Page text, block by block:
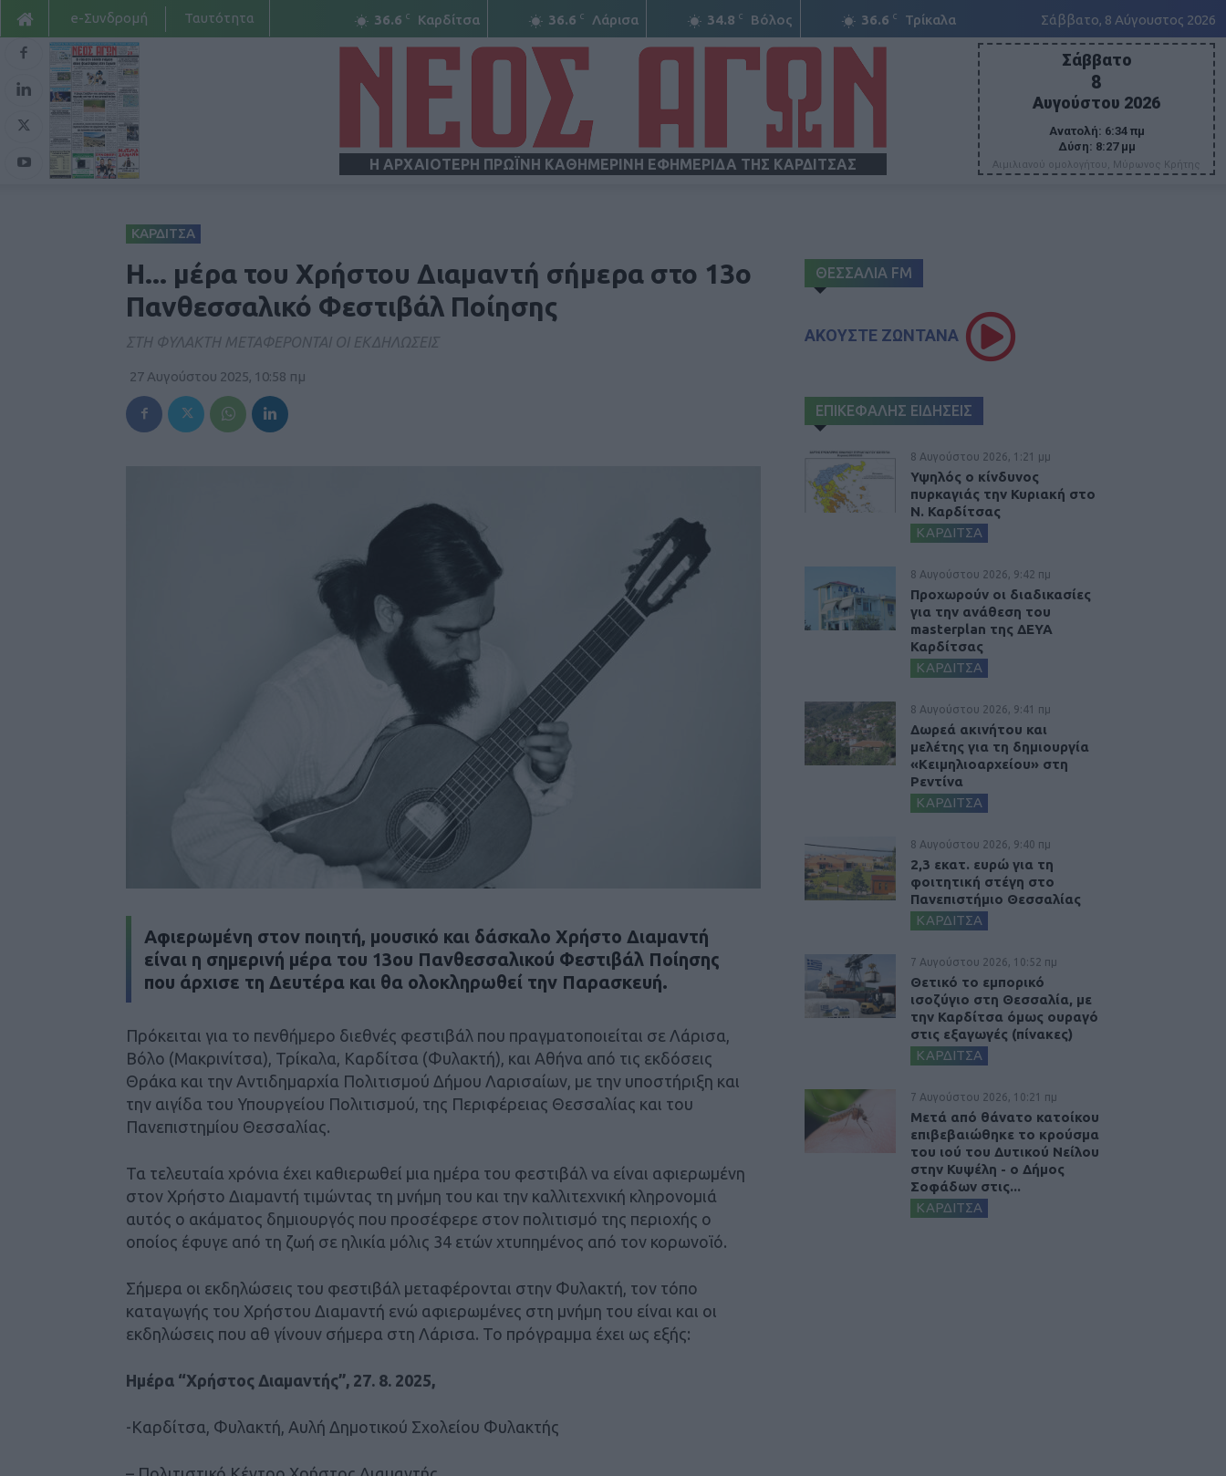
36.6 C Καρδίτσα 36.6 C Λάρισα 34.8 C Βόλος 36.6 C Τρίκαλα Σάββατο, 8 Αύγουστος 2026
e-Συνδρομή Ταυτότητα
Η ΑΡΧΑΙΟΤΕΡΗ ΠΡΩΪΝΗ ΚΑΘΗΜΕΡΙΝΗ ΕΦΗΜΕΡΙΔΑ ΤΗΣ ΚΑΡΔΙΤΣΑΣ
Σάββατο
8
Αυγούστου 2026
Ανατολή: 6:34 πμ
Δύση: 8:27 μμ
Αιμιλιανού ομολογήτου, Μύρωνος Κρήτης
ΚΑΡΔΙΤΣΑ
Η... μέρα του Χρήστου Διαμαντή σήμερα στο 13ο
Πανθεσσαλικό Φεστιβάλ Ποίησης
ΣΤΗ ΦΥΛΑΚΤΗ ΜΕΤΑΦΕΡΟΝΤΑΙ ΟΙ ΕΚΔΗΛΩΣΕΙΣ
27 Αυγούστου 2025, 10:58 πμ
Αφιερωμένη στον ποιητή, μουσικό και δάσκαλο Χρήστο Διαμαντή
είναι η σημερινή μέρα του 13ου Πανθεσσαλικού Φεστιβάλ Ποίησης
που άρχισε τη Δευτέρα και θα ολοκληρωθεί την Παρασκευή.
Πρόκειται για το πενθήμερο διεθνές φεστιβάλ που πραγματοποιείται σε Λάρισα,
Βόλο (Μακρινίτσα), Τρίκαλα, Καρδίτσα (Φυλακτή), και Αθήνα από τις εκδόσεις
Θράκα και την Αντιδημαρχία Πολιτισμού Δήμου Λαρισαίων, με την υποστήριξη και
την αιγίδα του Υπουργείου Πολιτισμού, της Περιφέρειας Θεσσαλίας και του
Πανεπιστημίου Θεσσαλίας.
Τα τελευταία χρόνια έχει καθιερωθεί μια ημέρα του φεστιβάλ να είναι αφιερωμένη
στον Χρήστο Διαμαντή τιμώντας τη μνήμη του και την καλλιτεχνική κληρονομιά
αυτός ο ακάματος δημιουργός που προσέφερε στον πολιτισμό της περιοχής ο
οποίος έφυγε από τη ζωή σε ηλικία μόλις 34 ετών χτυπημένος από τον κορωνοϊό.
Σήμερα οι εκδηλώσεις του φεστιβάλ μεταφέρονται στην Φυλακτή, τον τόπο
καταγωγής του Χρήστου Διαμαντή ενώ αφιερωμένες στη μνήμη του είναι και οι
εκδηλώσεις που αθ γίνουν σήμερα στη Λάρισα. Το πρόγραμμα έχει ως εξής:
Ημέρα “Χρήστος Διαμαντής”, 27. 8. 2025,
-Καρδίτσα, Φυλακτή, Αυλή Δημοτικού Σχολείου Φυλακτής
ΘΕΣΣΑΛΙΑ FM
ΑΚΟΥΣΤΕ ΖΩΝΤΑΝΑ
ΕΠΙΚΕΦΑΛΗΣ ΕΙΔΗΣΕΙΣ
8 Αυγούστου 2026, 1:21 μμ
Υψηλός ο κίνδυνος
πυρκαγιάς την Κυριακή στο
Ν. Καρδίτσας
ΚΑΡΔΙΤΣΑ
8 Αυγούστου 2026, 9:42 πμ
Προχωρούν οι διαδικασίες
για την ανάθεση του
masterplan της ΔΕΥΑ
Καρδίτσας
ΚΑΡΔΙΤΣΑ
8 Αυγούστου 2026, 9:41 πμ
Δωρεά ακινήτου και
μελέτης για τη δημιουργία
«Κειμηλιοαρχείου» στη
Ρεντίνα
ΚΑΡΔΙΤΣΑ
8 Αυγούστου 2026, 9:40 πμ
2,3 εκατ. ευρώ για τη
φοιτητική στέγη στο
Πανεπιστήμιο Θεσσαλίας
ΚΑΡΔΙΤΣΑ
7 Αυγούστου 2026, 10:52 πμ
Θετικό το εμπορικό
ισοζύγιο στη Θεσσαλία, με
την Καρδίτσα όμως ουραγό
στις εξαγωγές (πίνακες)
ΚΑΡΔΙΤΣΑ
7 Αυγούστου 2026, 10:21 πμ
Μετά από θάνατο κατοίκου
επιβεβαιώθηκε το κρούσμα
του ιού του Δυτικού Νείλου
στην Κυψέλη - ο Δήμος
Σοφάδων στις...
ΚΑΡΔΙΤΣΑ